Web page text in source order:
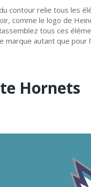
contour relie tous les
comme le logo de
tous ces
marque autant que pour
Hornets